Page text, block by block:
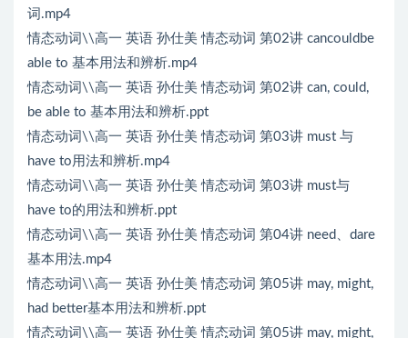
词.mp4
情态动词\\高一 英语 孙仕美 情态动词 第02讲 cancouldbe
able to 基本用法和辨析.mp4
情态动词\\高一 英语 孙仕美 情态动词 第02讲 can, could,
be able to 基本用法和辨析.ppt
情态动词\\高一 英语 孙仕美 情态动词 第03讲 must 与
have to用法和辨析.mp4
情态动词\\高一 英语 孙仕美 情态动词 第03讲 must与
have to的用法和辨析.ppt
情态动词\\高一 英语 孙仕美 情态动词 第04讲 need、dare
基本用法.mp4
情态动词\\高一 英语 孙仕美 情态动词 第05讲 may, might,
had better基本用法和辨析.ppt
情态动词\\高一 英语 孙仕美 情态动词 第05讲 may, might,